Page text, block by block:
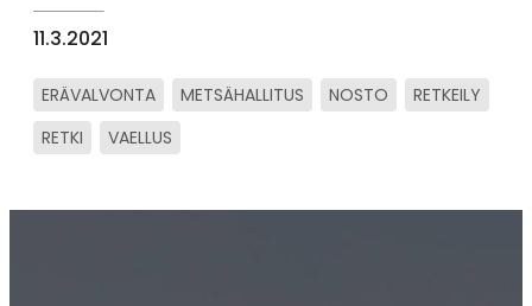
11.3.2021
ERÄVALVONTA METSÄHALLITUS NOSTO
RETKEILY
RETKI
VAELLUS